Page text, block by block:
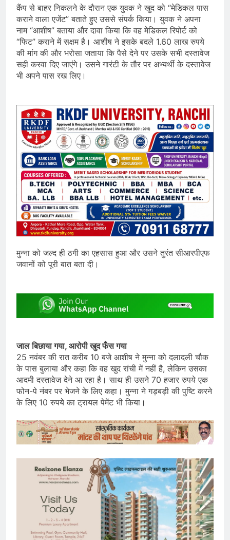
कैंप से बाहर निकलने के दौरान एक युवक ने खुद को “मेडिकल पास
कराने वाला एजेंट” बताते हुए उससे संपर्क किया। युवक ने अपना
नाम “आशीष” बताया और दावा किया कि वह मेडिकल रिपोर्ट को
“फिट” कराने में सक्षम है। आशीष ने इसके बदले 1.60 लाख रुपये
की मांग की और भरोसा जताया कि पैसे देने पर उसके सभी दस्तावेज
सही करवा दिए जाएंगे। उसने गारंटी के तौर पर अभ्यर्थी के दस्तावेज
भी अपने पास रख लिए।
मुन्ना को जल्द ही ठगी का एहसास हुआ और उसने तुरंत सीआरपीएफ
जवानों को पूरी बात बता दी।
जाल बिछाया गया, आरोपी खुद फँस गया
25 नवंबर की रात करीब 10 बजे आशीष ने मुन्ना को दलादली चौक
के पास बुलाया और कहा कि वह खुद रांची में नहीं है, लेकिन उसका
आदमी दस्तावेज देने आ रहा है। साथ ही उसने 70 हजार रुपये एक
फोन-पे नंबर पर भेजने के लिए कहा। मुन्ना ने गड़बड़ी की पुष्टि करने
के लिए 10 रुपये का ट्रायल पेमेंट भी किया।